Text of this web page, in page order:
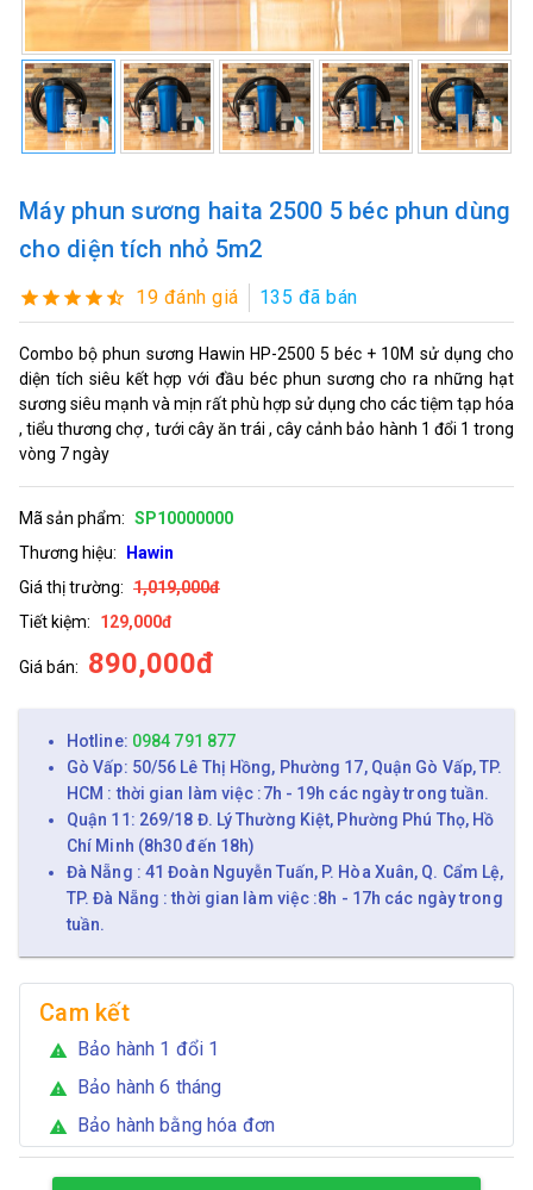
Máy phun sương haita 2500 5 béc phun dùng
cho diện tích nhỏ 5m2
19 đánh giá 135 đã bán
Combo bộ phun sương Hawin HP-2500 5 béc + 10M sử dụng cho
diện tích siêu kết hợp với đầu béc phun sương cho ra những hạt
sương siêu mạnh và mịn rất phù hợp sử dụng cho các tiệm tạp hóa
, tiểu thương chợ , tưới cây ăn trái , cây cảnh bảo hành 1 đổi 1 trong
vòng 7 ngày
Mã sản phẩm: SP10000000
Thương hiệu:
Hawin
Giá thị trường: 1,019,000đ
Tiết kiệm:
129,000đ
Giá bán: 890,000đ
Hotline: 0984 791 877
Gò Vấp: 50/56 Lê Thị Hồng, Phường 17, Quận Gò Vấp, TP.
HCM : thời gian làm việc :7h - 19h các ngày trong tuần.
Quận 11: 269/18 Đ. Lý Thường Kiệt, Phường Phú Thọ, Hồ
Chí Minh (8h30 đến 18h)
Đà Nẵng : 41 Đoàn Nguyễn Tuấn, P. Hòa Xuân, Q. Cẩm Lệ,
TP. Đà Nẵng : thời gian làm việc :8h - 17h các ngày trong
tuần.
Cam kết
warning Bảo hành 1 đổi 1
warning Bảo hành 6 tháng
warning Bảo hành bằng hóa đơn